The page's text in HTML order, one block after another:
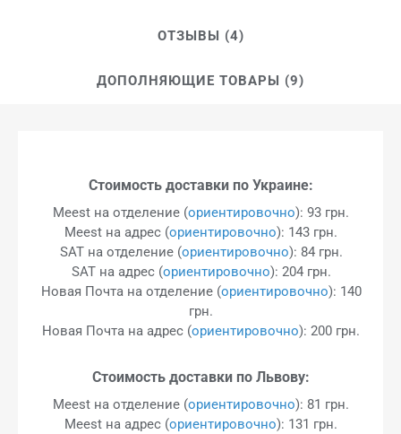
ОТЗЫВЫ (4)
ДОПОЛНЯЮЩИЕ ТОВАРЫ (9)
Стоимость доставки по Украине:
Meest на отделение (ориентировочно): 93 грн.
Meest на адрес (ориентировочно): 143 грн.
SAT на отделение (ориентировочно): 84 грн.
SAT на адрес (ориентировочно): 204 грн.
Новая Почта на отделение (ориентировочно): 140
грн.
Новая Почта на адрес (ориентировочно): 200 грн.
Стоимость доставки по Львову:
Meest на отделение (ориентировочно): 81 грн.
Meest на адрес (ориентировочно): 131 грн.